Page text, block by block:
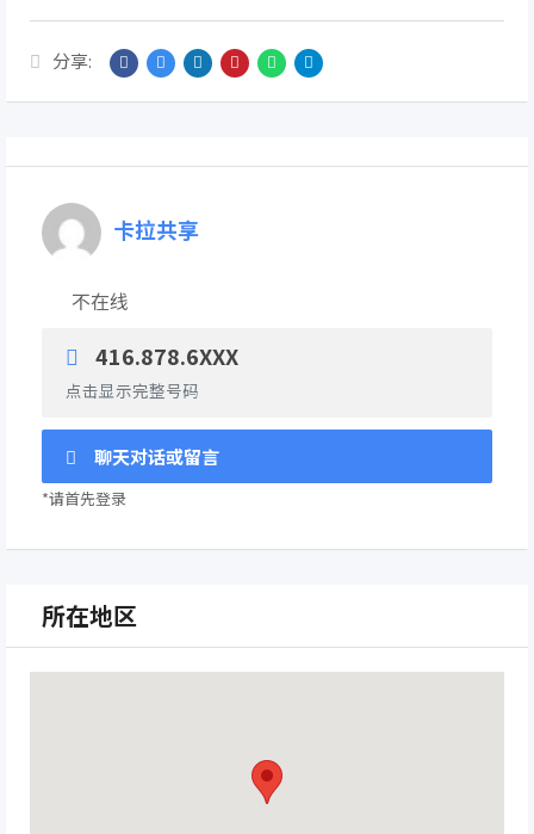
分享:
卡拉共享
不在线
416.878.6XXX
点击显示完整号码
聊天对话或留言
*请首先登录
所在地区